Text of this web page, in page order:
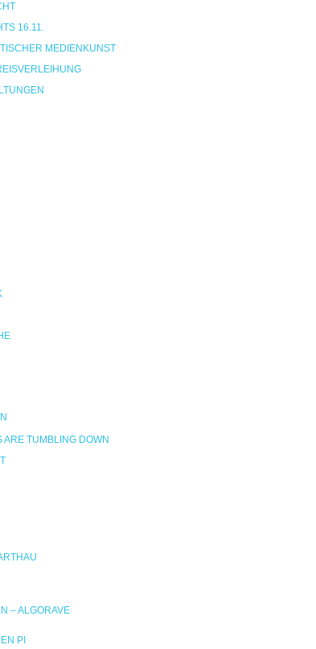
16.11.
MEDIENKUNST
TUMBLING DOWN
– ALGORAVE
PI